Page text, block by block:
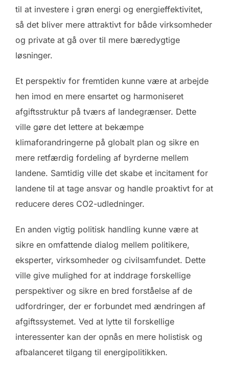
til at investere i grøn energi og energieffektivitet,
så det bliver mere attraktivt for både virksomheder
og private at gå over til mere bæredygtige
løsninger.
Et perspektiv for fremtiden kunne være at arbejde
hen imod en mere ensartet og harmoniseret
afgiftsstruktur på tværs af landegrænser. Dette
ville gøre det lettere at bekæmpe
klimaforandringerne på globalt plan og sikre en
mere retfærdig fordeling af byrderne mellem
landene. Samtidig ville det skabe et incitament for
landene til at tage ansvar og handle proaktivt for at
reducere deres CO2-udledninger.
En anden vigtig politisk handling kunne være at
sikre en omfattende dialog mellem politikere,
eksperter, virksomheder og civilsamfundet. Dette
ville give mulighed for at inddrage forskellige
perspektiver og sikre en bred forståelse af de
udfordringer, der er forbundet med ændringen af
afgiftssystemet. Ved at lytte til forskellige
interessenter kan der opnås en mere holistisk og
afbalanceret tilgang til energipolitikken.